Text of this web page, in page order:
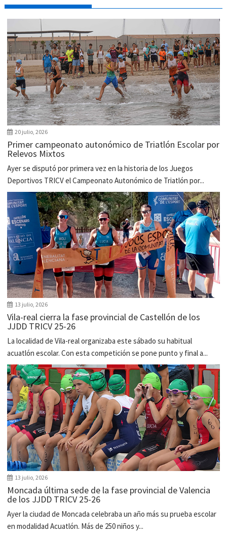
20 julio, 2026
Primer campeonato autonómico de Triatlón Escolar por
Relevos Mixtos
Ayer se disputó por primera vez en la historia de los Juegos
Deportivos TRICV el Campeonato Autonómico de Triatlón por...
13 julio, 2026
Vila-real cierra la fase provincial de Castellón de los
JJDD TRICV 25-26
La localidad de Vila-real organizaba este sábado su habitual
acuatlón escolar. Con esta competición se pone punto y final a...
13 julio, 2026
Moncada última sede de la fase provincial de Valencia
de los JJDD TRICV 25-26
Ayer la ciudad de Moncada celebraba un año más su prueba escolar
en modalidad Acuatlón. Más de 250 niños y...